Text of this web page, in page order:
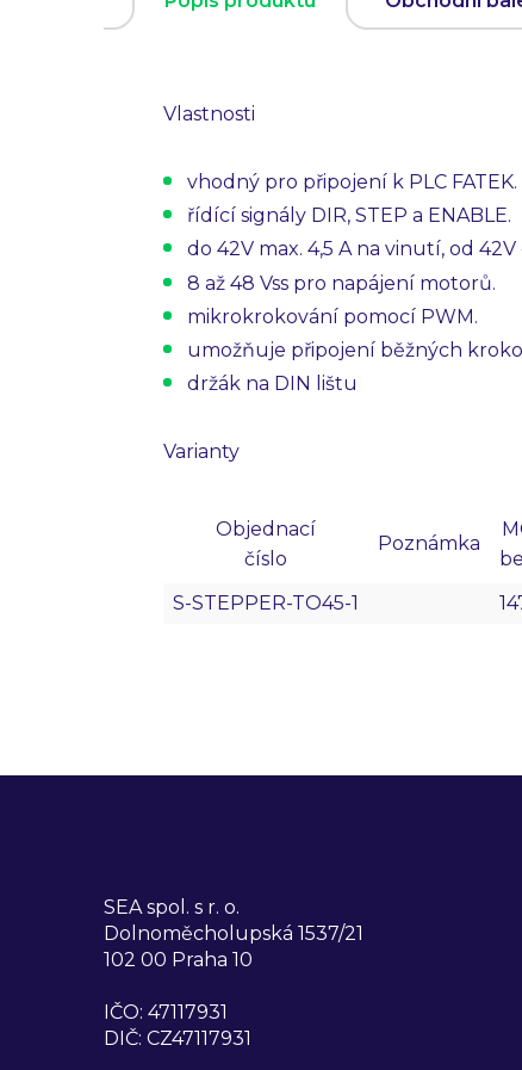
Vlastnosti
vhodný pro připojení k PLC FATEK.
řídící signály DIR, STEP a ENABLE.
do 42V max. 4,5 A na vinutí, od
8 až 48 Vss pro napájení motorů.
mikrokrokování pomocí PWM.
umožňuje připojení běžných
držák na DIN lištu
Varianty
Objednací
číslo
Poznámka
S-STEPPER-TO45-1
SEA spol. s r. o.
Dolnoměcholupská 1537/21
102 00 Praha 10
IČO: 47117931
DIČ: CZ47117931